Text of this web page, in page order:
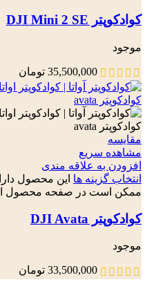
کوادکوپتر DJI Mini 2 SE
موجود
35,500,000 تومان
مقایسه
مشاهده سریع
افزودن به علاقه مندی
انتخاب گزینه ها این محصول
ممکن است در صفحه محصول
کوادکوپتر DJI Avata
موجود
33,500,000 تومان